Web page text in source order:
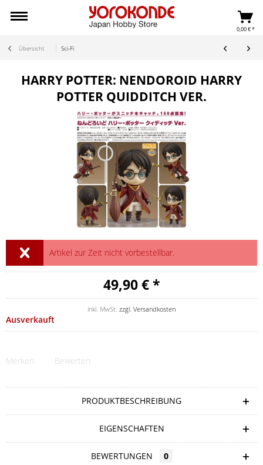
0,00 € *
Übersicht Sci-Fi
HARRY POTTER: NENDOROID HARRY
POTTER QUIDDITCH VER.
Artikel zur Zeit nicht vorbestellbar.
49,90 € *
inkl. MwSt. zzgl. Versandkosten
Ausverkauft
Merken Bewerten
PRODUKTBESCHREIBUNG
EIGENSCHAFTEN
BEWERTUNGEN 0